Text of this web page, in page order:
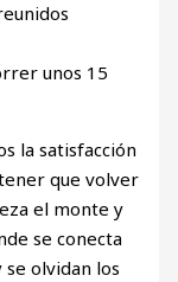
unos 15
la satisfacción
que volver
el monte y
se conecta
se olvidan los